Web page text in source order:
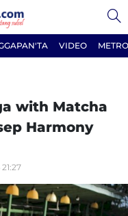
VIDEO
with Matcha
Harmony